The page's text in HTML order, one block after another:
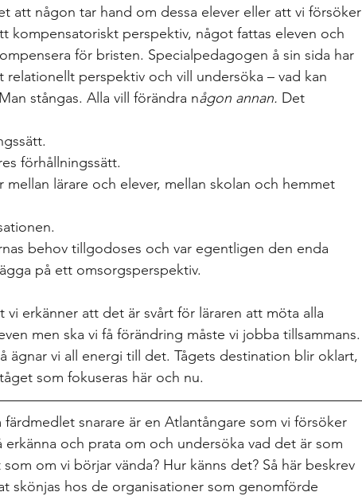
att någon tar hand om dessa elever eller att vi försöker
kompensatoriskt perspektiv, något fattas eleven och
för bristen. Specialpedagogen å sin sida har
perspektiv och vill undersöka – vad kan
stångas. Alla vill förändra någon annan. Det
förhållningssätt.
mellan lärare och elever, mellan skolan och hemmet
behov tillgodoses och var egentligen den enda
på ett omsorgsperspektiv.
erkänner att det är svårt för läraren att möta alla
men ska vi få förändring måste vi jobba tillsammans.
ägnar vi all energi till det. Tågets destination blir oklart,
som fokuseras här och nu.
snarare är en Atlantångare som vi försöker
och prata om och undersöka vad det är som
om vi börjar vända? Hur känns det? Så här beskrev
skönjas hos de organisationer som genomförde